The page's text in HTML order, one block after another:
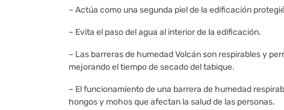
– Actúa como una segunda piel de la edificación
– Evita el paso del agua al interior de la edificación.
– Las barreras de humedad Volcán son respirables y
mejorando el tiempo de secado del tabique.
– El funcionamiento de una barrera de humedad
hongos y mohos que afectan la salud de las personas.